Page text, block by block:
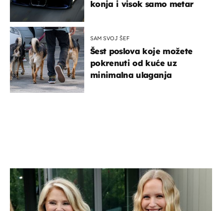
konja i visok samo metar
SAM SVOJ ŠEF
Šest poslova koje možete
pokrenuti od kuće uz
minimalna ulaganja